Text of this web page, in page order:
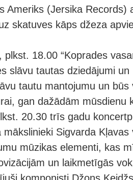
Ameriks (Jersika Records)
skatuves kāps džeza
plkst. 18.00 “Koprades
slāvu tautas dziedājumi
tautu mantojumu un būs
gan dažādām mūsdienu
20.30 trīs gadu
mākslinieki Sigvarda
mūzikas elementi, kas
un laikmetīgās